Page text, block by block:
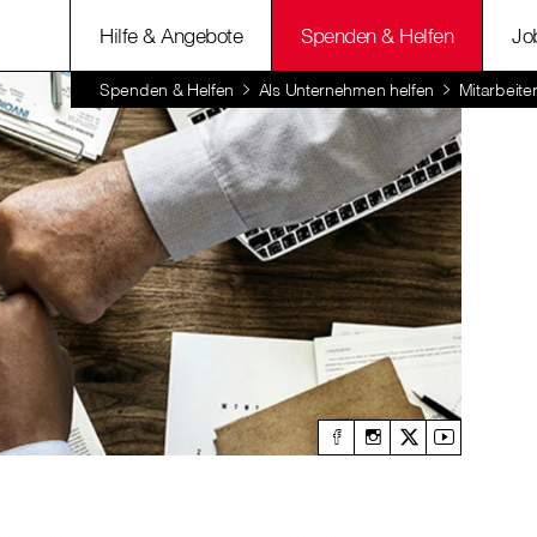
Hilfe & Angebote Spenden & Helfen
Spenden & Helfen Als Unternehmen helfen